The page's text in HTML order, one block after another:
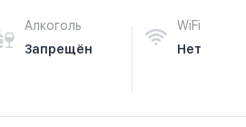
Алкоголь
Запрещён
WiFi
Нет